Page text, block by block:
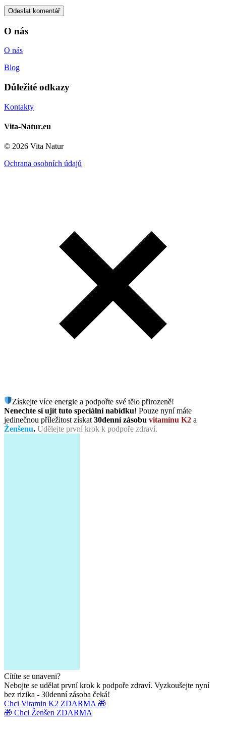
O nás
O nás
Blog
Důležité odkazy
Kontakty
Vita-Natur.eu
© 2026 Vita Natur
Ochrana osobních údajů
Získejte více energie a podpořte své tělo přirozeně!
Nenechte si ujít tuto speciální nabídku! Pouze nyní máte
jedinečnou příležitost získat 30denní zásobu vitamínu K2 a
Ženšenu. Udělejte první krok k podpoře zdraví.
Cítíte se unaveni?
Nebojte se udělat první krok k podpoře zdraví. Vyzkoušejte nyní
bez rizika - 30denní zásoba čeká!
Chci Vitamin K2 ZDARMA 🎁
🎁 Chci Ženšen ZDARMA